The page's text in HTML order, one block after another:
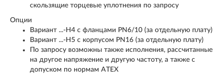
скользящие торцевые уплотнения по запросу
Опции
Вариант ...-H4 с фланцами PN6/10 (за отдельную плату)
Вариант ...-H5 с корпусом PN16 (за отдельную плату)
По запросу возможны также исполнения, рассчитанные
на другое напряжение и другую частоту, а также с
допуском по нормам ATEX